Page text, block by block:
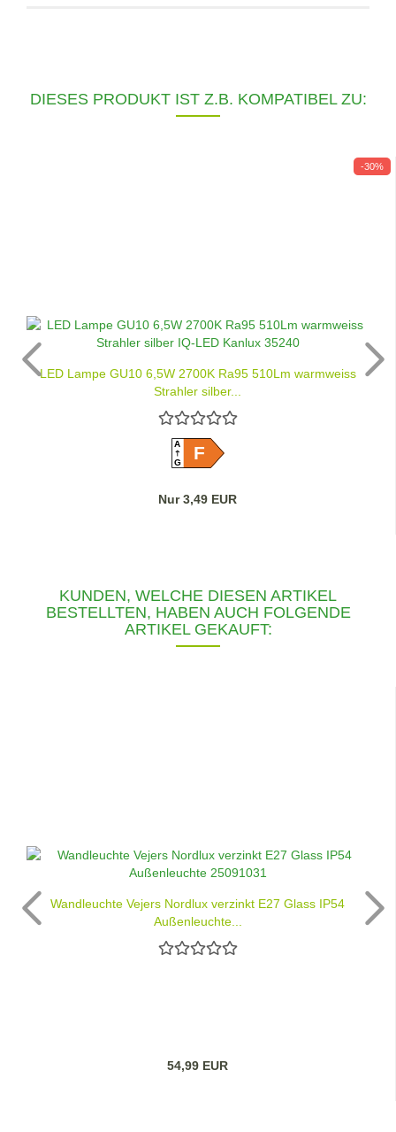
DIESES PRODUKT IST Z.B. KOMPATIBEL ZU:
-30%
LED Lampe GU10 6,5W 2700K Ra95 510Lm warmweiss
Strahler silber...
A
GF
Nur 3,49 EUR
KUNDEN, WELCHE DIESEN ARTIKEL
BESTELLTEN, HABEN AUCH FOLGENDE
ARTIKEL GEKAUFT:
Wandleuchte Vejers Nordlux verzinkt E27 Glass IP54
Außenleuchte...
54,99 EUR